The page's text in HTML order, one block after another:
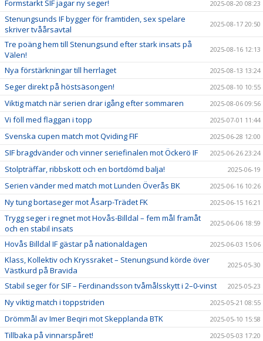
Formstarkt SIF jagar ny seger! 2025-08-20 08:23
Stenungsunds IF bygger för framtiden, sex spelare
skriver tvåårsavtal
2025-08-17 20:50
Tre poäng hem till Stenungsund efter stark insats på
Välen!
2025-08-16 12:13
Nya förstärkningar till herrlaget 2025-08-13 13:24
Seger direkt på höstsäsongen! 2025-08-10 10:55
Viktig match när serien drar igång efter sommaren 2025-08-06 09:56
Vi föll med flaggan i topp 2025-07-01 11:44
Svenska cupen match mot Qviding FIF 2025-06-28 12:00
SIF bragdvänder och vinner seriefinalen mot Öckerö IF 2025-06-26 23:24
Stolpträffar, ribbskott och en bortdömd balja! 2025-06-19
Serien vänder med match mot Lunden Överås BK 2025-06-16 10:26
Ny tung bortaseger mot Åsarp-Trädet FK 2025-06-15 16:21
Trygg seger i regnet mot Hovås-Billdal – fem mål framåt
och en stabil insats
2025-06-06 18:59
Hovås Billdal IF gästar på nationaldagen 2025-06-03 15:06
Klass, Kollektiv och Kryssraket – Stenungsund körde över
Västkurd på Bravida
2025-05-30
Stabil seger för SIF – Ferdinandsson tvåmålsskytt i 2–0-vinst 2025-05-23
Ny viktig match i toppstriden 2025-05-21 08:55
Drömmål av Imer Beqiri mot Skepplanda BTK 2025-05-10 15:58
Tillbaka på vinnarspåret! 2025-05-03 17:20